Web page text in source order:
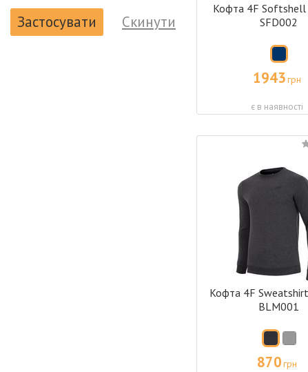
Застосувати Скинути
Кофта 4F Softshell
SFD002
1943грн
є в наявності
Кофта 4F
BLM001
870грн